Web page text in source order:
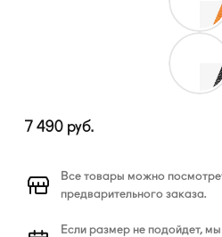
7 490 руб.
Все товары можно
предварительного заказа.
Если размер не подойдет,